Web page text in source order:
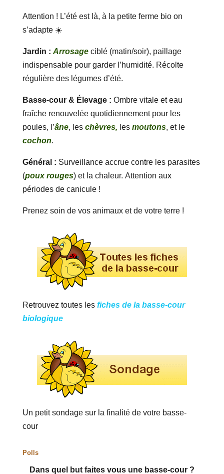
Attention ! L’été est là, à la petite ferme bio on
s’adapte ☀️
Jardin : Arrosageciblé (matin/soir), paillage
indispensable pour garder l’humidité. Récolte
régulière des légumes d’été.
Basse-cour & Élevage : Ombre vitale et eau
fraîche renouvelée quotidiennement pour les
poules, l’âne, les chèvres, les moutons, et le
cochon.
Général : Surveillance accrue contre les parasites
(poux rouges) et la chaleur. Attention aux
périodes de canicule !
Prenez soin de vos animaux et de votre terre !
Retrouvez toutes les fiches de la basse-cour
biologique
Un petit sondage sur la finalité de votre basse-
cour
Polls
Dans quel but faites vous une basse-cour ?